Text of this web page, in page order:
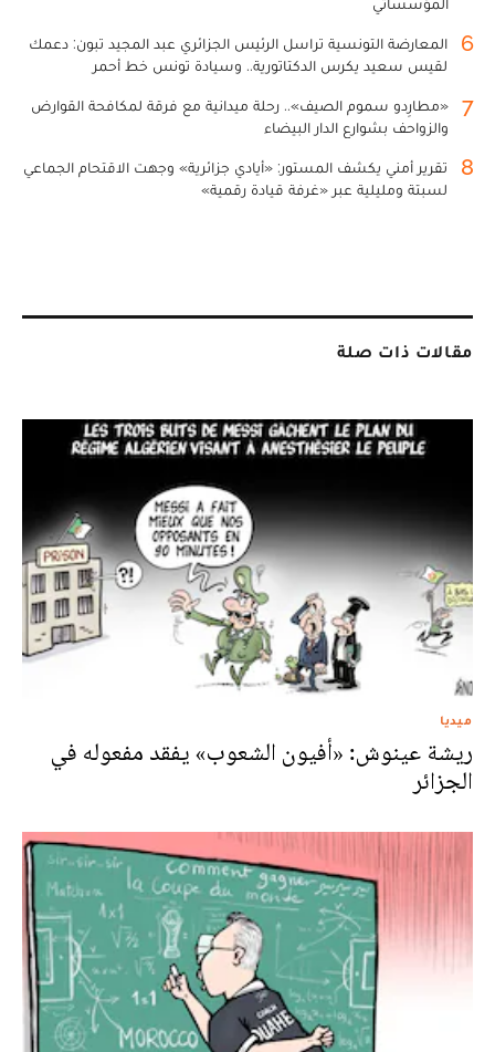
المؤسساتي
6
المعارضة التونسية تراسل الرئيس الجزائري عبد المجيد تبون: دعمك
لقيس سعيد يكرس الدكتاتورية.. وسيادة تونس خط أحمر
7
«مطارِدو سموم الصيف».. رحلة ميدانية مع فرقة لمكافحة القوارض
والزواحف بشوارع الدار البيضاء
8
تقرير أمني يكشف المستور: «أيادي جزائرية» وجهت الاقتحام الجماعي
لسبتة ومليلية عبر «غرفة قيادة رقمية»
مقالات ذات صلة
ميديا
ريشة عينوش: «أفيون الشعوب» يفقد مفعوله في
الجزائر